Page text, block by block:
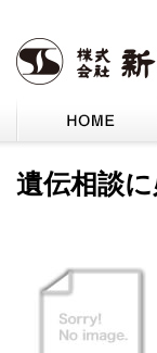
遺伝相談